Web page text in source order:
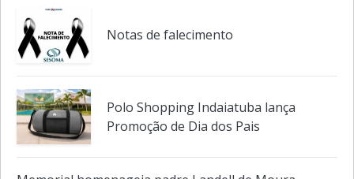
Notas de falecimento
Polo Shopping Indaiatuba lança
Promoção de Dia dos Pais